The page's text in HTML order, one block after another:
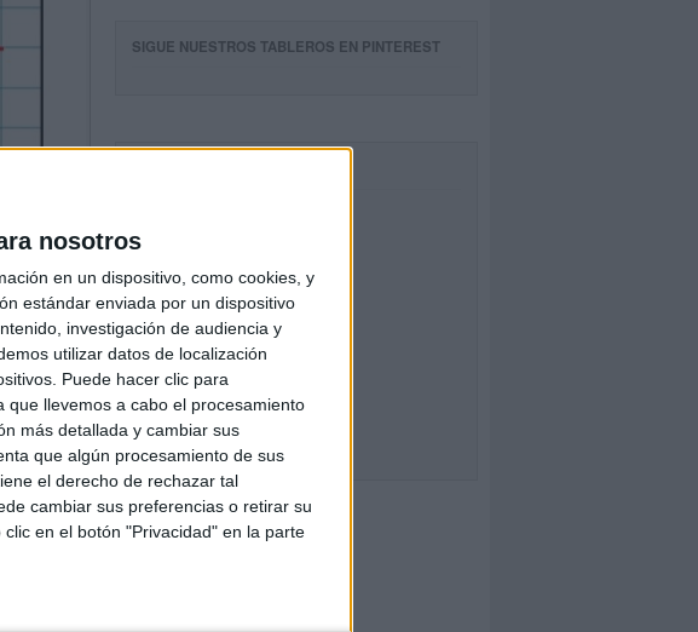
nosotros
en un dispositivo, como cookies, y
estándar enviada por un dispositivo
investigación de audiencia y
utilizar datos de localización
Puede hacer clic para
llevemos a cabo el procesamiento
más detallada y cambiar sus
que algún procesamiento de sus
el derecho de rechazar tal
cambiar sus preferencias o retirar su
en el botón "Privacidad" en la parte
SIGUE NUESTROS TABLEROS EN PINTEREST